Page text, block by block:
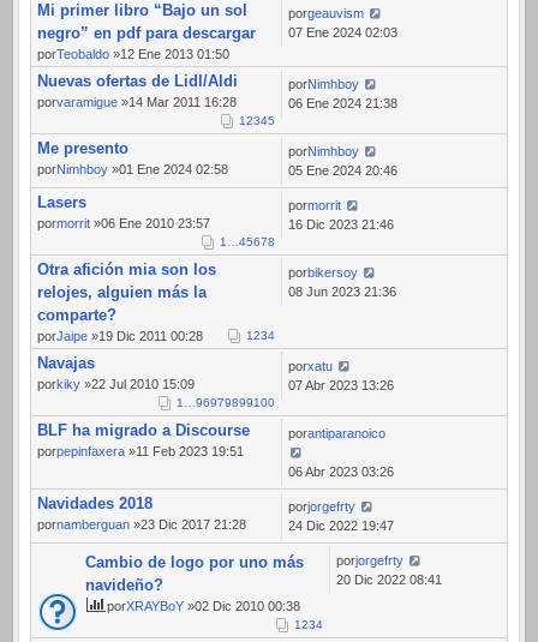
Mi primer libro “Bajo un sol
negro” en pdf para descargar
porTeobaldo »12 Ene 2013 01:50
porgeauvism
07 Ene 2024 02:03
Nuevas ofertas de Lidl/Aldi
porvaramigue »14 Mar 2011 16:28
12345
porNimhboy
06 Ene 2024 21:38
Me presento
porNimhboy »01 Ene 2024 02:58
porNimhboy
05 Ene 2024 20:46
Lasers
pormorrit »06 Ene 2010 23:57
1 45678
pormorrit
16 Dic 2023 21:46
Otra afición mia son los
relojes, alguien más la
comparte?
porJaipe »19 Dic 2011 00:28 1234
porbikersoy
08 Jun 2023 21:36
Navajas
porkiky »22 Jul 2010 15:09
1 96979899100
porxatu
07 Abr 2023 13:26
BLF ha migrado a Discourse
porpepinfaxera »11 Feb 2023 19:51
porantiparanoico
06 Abr 2023 03:26
Navidades 2018
pornamberguan »23 Dic 2017 21:28
porjorgefrty
24 Dic 2022 19:47
Cambio de logo por uno más
navideño?
porXRAYBoY »02 Dic 2010 00:38
1234
porjorgefrty
20 Dic 2022 08:41